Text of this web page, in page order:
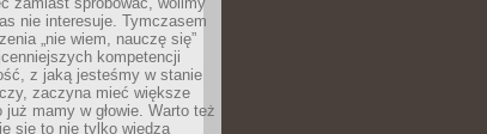
nie interesuje. Tymczasem
„nie wiem, nauczę się”
kompetencji
z jaką jesteśmy w stanie
zaczyna mieć większe
mamy w głowie. Warto też
się to nie tylko wiedza